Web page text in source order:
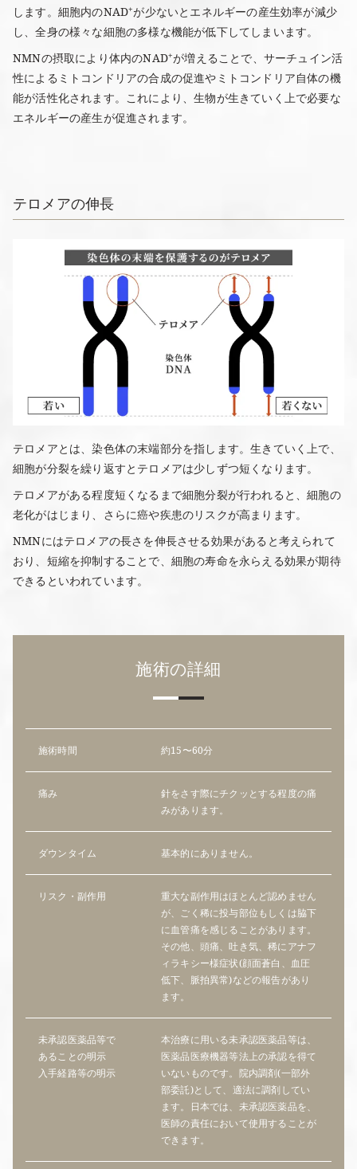
します。細胞内のNAD⁺が少ないとエネルギーの産生効率が減少
し、全身の様々な細胞の多様な機能が低下してしまいます。
NMNの摂取により体内のNAD⁺が増えることで、サーチュイン活
性によるミトコンドリアの合成の促進やミトコンドリア自体の機
能が活性化されます。これにより、生物が生きていく上で必要な
エネルギーの産生が促進されます。
テロメアの伸長
テロメアとは、染色体の末端部分を指します。生きていく上で、
細胞が分裂を繰り返すとテロメアは少しずつ短くなります。
テロメアがある程度短くなるまで細胞分裂が行われると、細胞の
老化がはじまり、さらに癌や疾患のリスクが高まります。
NMNにはテロメアの長さを伸長させる効果があると考えられて
おり、短縮を抑制することで、細胞の寿命を永らえる効果が期待
できるといわれています。
施術の詳細
施術時間 約15〜60分
痛み
針をさす際にチクッとする程度の痛
みがあります。
ダウンタイム 基本的にありません。
リスク・副作用
重大な副作用はほとんど認めません
が、ごく稀に投与部位もしくは脇下
に血管痛を感じることがあります。
その他、頭痛、吐き気、稀にアナフ
ィラキシー様症状(顔面蒼白、血圧
低下、脈拍異常)などの報告があり
ます。
未承認医薬品等で
あることの明示
入手経路等の明示
本治療に用いる未承認医薬品等は、
医薬品医療機器等法上の承認を得て
いないものです。院内調剤(一部外
部委託)として、適法に調剤してい
ます。日本では、未承認医薬品を、
医師の責任において使用することが
できます。